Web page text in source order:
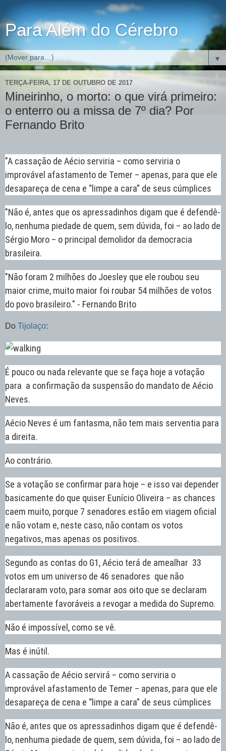
Para Além do Cérebro
▼
TERÇA-FEIRA, 17 DE OUTUBRO DE 2017
Mineirinho, o morto: o que virá primeiro:
o enterro ou a missa de 7º dia? Por
Fernando Brito
"A cassação de Aécio serviria – como serviria o
improvável afastamento de Temer – apenas, para que ele
desapareça de cena e “limpe a cara” de seus cúmplices
"Não é, antes que os apressadinhos digam que é defendê-
lo, nenhuma piedade de quem, sem dúvida, foi – ao lado de
Sérgio Moro – o principal demolidor da democracia
brasileira.
"Não foram 2 milhões do Joesley que ele roubou seu
maior crime, muito maior foi roubar 54 milhões de votos
do povo brasileiro." - Fernando Brito
Do Tijolaço:
É pouco ou nada relevante que se faça hoje a votação
para a confirmação da suspensão do mandato de Aécio
Neves.
Aécio Neves é um fantasma, não tem mais serventia para
a direita.
Ao contrário.
Se a votação se confirmar para hoje – e isso vai depender
basicamente do que quiser Eunício Oliveira – as chances
caem muito, porque 7 senadores estão em viagem oficial
e não votam e, neste caso, não contam os votos
negativos, mas apenas os positivos.
Segundo as contas do G1, Aécio terá de amealhar 33
votos em um universo de 46 senadores que não
declararam voto, para somar aos oito que se declaram
abertamente favoráveis a revogar a medida do Supremo.
Não é impossível, como se vê.
Mas é inútil.
A cassação de Aécio servirá – como serviria o
improvável afastamento de Temer – apenas, para que ele
desapareça de cena e “limpe a cara” de seus cúmplices
Não é, antes que os apressadinhos digam que é defendê-
lo, nenhuma piedade de quem, sem dúvida, foi – ao lado de